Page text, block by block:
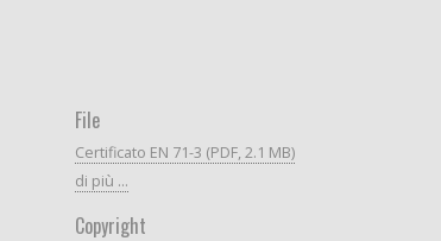
File
Certificato EN 71-3 (PDF, 2.1 MB)
di più ...
Copyright